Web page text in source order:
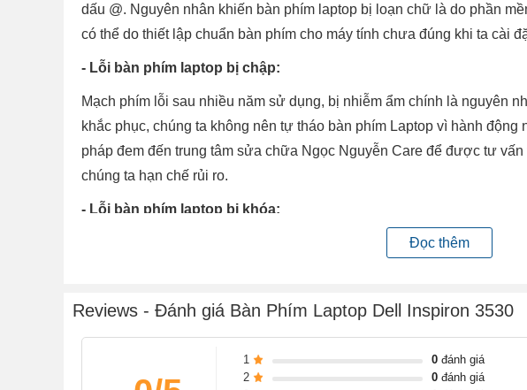
dấu @. Nguyên nhân khiến bàn phím laptop bị loạn chữ là do phần
có thể do thiết lập chuẩn bàn phím cho máy tính chưa đúng khi ta cài
- Lỗi bàn phím laptop bị chập:
Mạch phím lỗi sau nhiều năm sử dụng, bị nhiễm ẩm chính là nguyên
khắc phục, chúng ta không nên tự tháo bàn phím Laptop vì hành động
pháp đem đến trung tâm sửa chữa Ngọc Nguyễn Care để được tư
chúng ta hạn chế rủi ro.
- Lỗi bàn phím laptop bị khóa:
Lỗi này thì không đáng lo lắm bởi vì có thể trong quá trình sử dụng
Nguyên nhân khiến cho bàn phím laptop bị đơ có thể do lỗi driver, do
bị lỗi. Nếu như sau khi khởi động lại máy tính mà bàn phím vẫn đơ thì
Đọc thêm
Reviews - Đánh giá Bàn Phím Laptop Dell Inspiron 3530
1 0 đánh giá
2
0 đánh giá